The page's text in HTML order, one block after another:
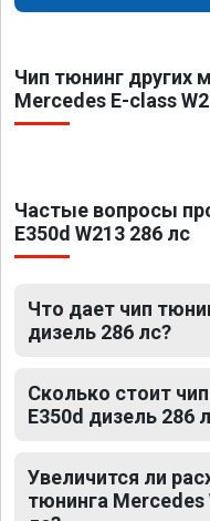
Чип тюнинг других
Mercedes E-class
Частые вопросы
E350d W213 286 лс
Что дает чип
дизель 286 лс?
Сколько стоит
E350d дизель 286
Увеличится ли
тюнинга Mercedes